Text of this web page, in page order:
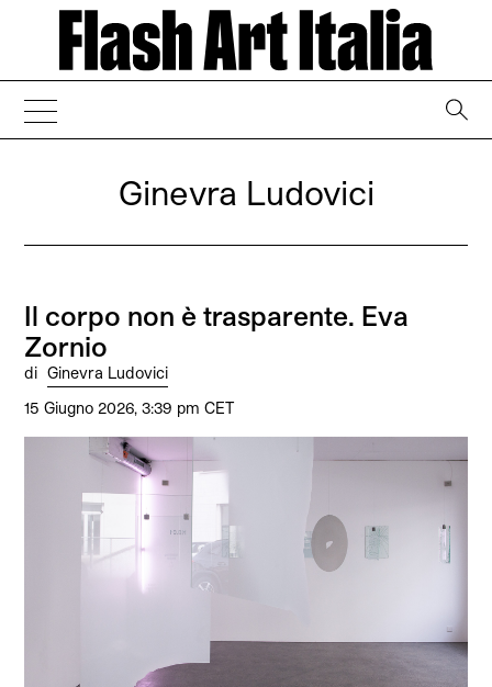
Ginevra Ludovici
Il corpo non è trasparente. Eva
Zornio
di Ginevra Ludovici
15 Giugno 2026, 3:39 pm CET